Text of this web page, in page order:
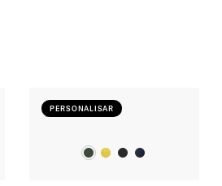
PERSONALISAR